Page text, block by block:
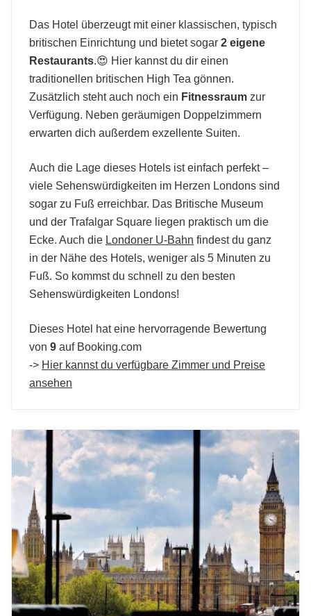
Das Hotel überzeugt mit einer klassischen, typisch
britischen Einrichtung und bietet sogar 2 eigene
Restaurants.😍 Hier kannst du dir einen
traditionellen britischen High Tea gönnen.
Zusätzlich steht auch noch ein Fitnessraum zur
Verfügung. Neben geräumigen Doppelzimmern
erwarten dich außerdem exzellente Suiten.
Auch die Lage dieses Hotels ist einfach perfekt –
viele Sehenswürdigkeiten im Herzen Londons sind
sogar zu Fuß erreichbar. Das Britische Museum
und der Trafalgar Square liegen praktisch um die
Ecke. Auch die Londoner U-Bahn findest du ganz
in der Nähe des Hotels, weniger als 5 Minuten zu
Fuß. So kommst du schnell zu den besten
Sehenswürdigkeiten Londons!
Dieses Hotel hat eine hervorragende Bewertung
von 9 auf Booking.com
-> Hier kannst du verfügbare Zimmer und Preise
ansehen